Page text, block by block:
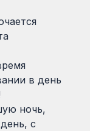
в день
ночь,
с